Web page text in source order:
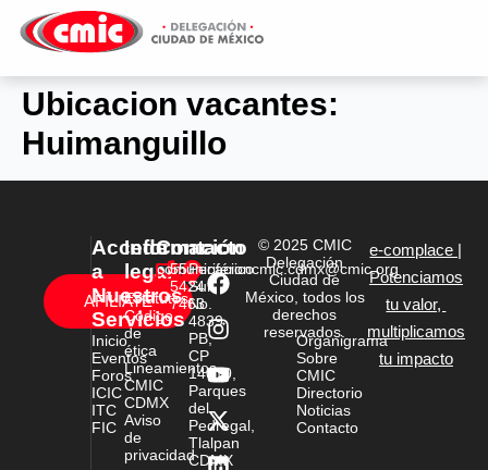
Ubicacion vacantes:
Huimanguillo
AFÍLIATE
Accede
a
Nuestros
Servicios
Inicio
Eventos
Foros
ICIC
ITC
FIC
Organigrama
Sobre
CMIC
Directorio
Noticias
Contacto
Información
legal
Estatutos
Código
de
ética
Lineamientos
CMIC
CDMX
Aviso
de
privacidad
Contacto
comunicacioncmic.cdmx@cmic.org
55
5424
7463
Periférico
Sur
No.
4839
PB,
CP
14010,
Parques
del
Pedregal,
Tlalpan
CDMX
© 2025 CMIC
Delegación
Ciudad de
México, todos los
derechos
reservados.
e-complace |
Potenciamos
tu valor,
multiplicamos
tu impacto